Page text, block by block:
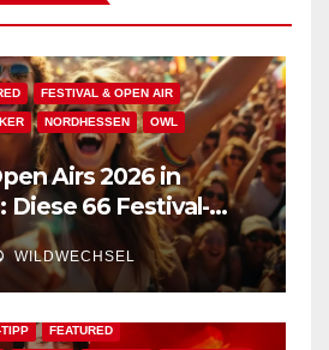
FESTIVAL & OPEN AIR
NORDHESSEN OWL
Airs 2026 in
Diese 66 Festival-
auf Dich!
WILDWECHSEL
FEATURED